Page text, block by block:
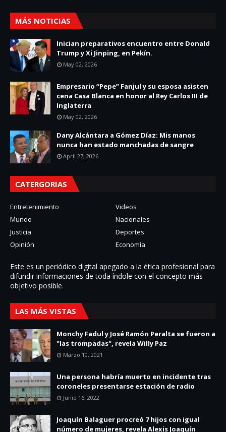
MÁS NOTICIAS
Inician preparativos encuentro entre Donald
Trump y Xi Jinping, en Pekín.
May 02, 2026
Empresario “Pepe” Fanjul y su esposa asisten
cena Casa Blanca en honor al Rey Carlos III de
Inglaterra
May 02, 2026
Dany Alcántara a Gómez Díaz: Mis manos
nunca han estado manchadas de sangre
April 27, 2026
CATERGORIAS
Entretenimiento
Videos
Mundo
Nacionales
Justicia
Deportes
Opinión
Economía
Este es un periódico digital apegado a la ética profesional para
difundir informaciones de toda í­ndole con el concepto más
objetivo posible.
LAS MÁS VISTAS
Monchy Fadul y José Ramón Peralta se fueron a
"las trompadas", revela Willy Paz
Marzo 10, 2021
Una persona habría muerto en incidente tras
coroneles presentarse estación de radio
Junio 16, 2022
Joaquín Balaguer procreó 7 hijos con igual
número de mujeres, revela Alexis Joaquín